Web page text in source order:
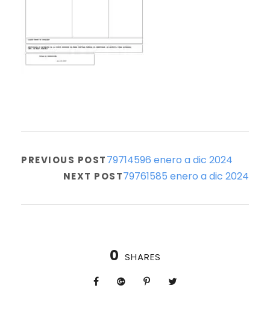
PREVIOUS POST79714596 enero a dic 2024
NEXT POST79761585 enero a dic 2024
0 SHARES